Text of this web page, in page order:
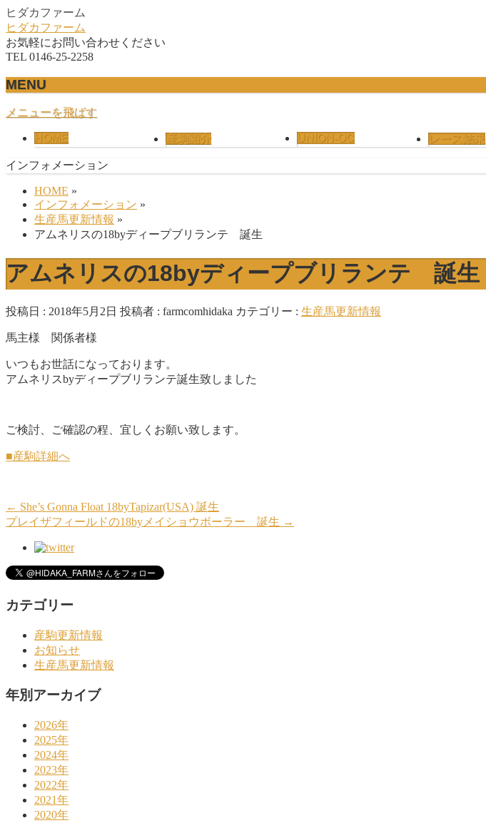
ヒダカファーム
ヒダカファーム
お気軽にお問い合わせください
TEL 0146-25-2258
MENU
メニューを飛ばす
HOME 産駒紹介 UNION-OC レース結果
インフォメーション
HOME »
インフォメーション »
生産馬更新情報 »
アムネリスの18byディープブリランテ 誕生
アムネリスの18byディープブリランテ 誕生
投稿日 : 2018年5月2日 投稿者 : farmcomhidaka カテゴリー : 生産馬更新情報
馬主様 関係者様
いつもお世話になっております。
アムネリスbyディープブリランテ誕生致しました
ご検討、ご確認の程、宜しくお願い致します。
■産駒詳細へ
← She’s Gonna Float 18byTapizar(USA) 誕生
プレイザフィールドの18byメイショウボーラー 誕生 →
カテゴリー
産駒更新情報
お知らせ
生産馬更新情報
年別アーカイブ
2026年
2025年
2024年
2023年
2022年
2021年
2020年